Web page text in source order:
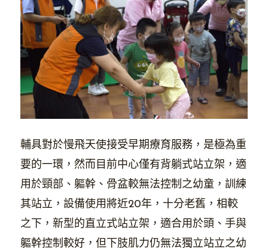
輔具對於慢飛天使接受早期療育服務，是極為重
要的一環，然而目前中心僅有背躺式站立架，適
用於頸部、軀幹、骨盆較無法控制之幼童，訓練
其站立，設備使用將近20年，十分老舊，相較
之下，新型的直立式站立架，適合用於頭、手與
軀幹控制較好，但下肢肌力仍無法獨立站立之幼